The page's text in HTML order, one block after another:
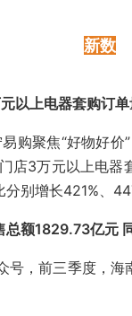
新数
以上电器套购订
购聚焦“好物好
店3万元以上电器
别增长421%、
额1829.73亿元
号，前三季度，